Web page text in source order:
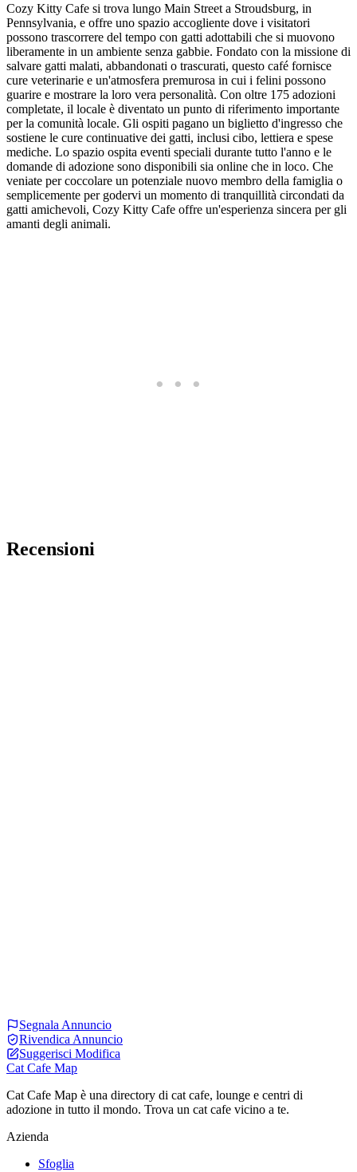
Cozy Kitty Cafe si trova lungo Main Street a Stroudsburg, in
Pennsylvania, e offre uno spazio accogliente dove i visitatori
possono trascorrere del tempo con gatti adottabili che si muovono
liberamente in un ambiente senza gabbie. Fondato con la missione di
salvare gatti malati, abbandonati o trascurati, questo café fornisce
cure veterinarie e un'atmosfera premurosa in cui i felini possono
guarire e mostrare la loro vera personalità. Con oltre 175 adozioni
completate, il locale è diventato un punto di riferimento importante
per la comunità locale. Gli ospiti pagano un biglietto d'ingresso che
sostiene le cure continuative dei gatti, inclusi cibo, lettiera e spese
mediche. Lo spazio ospita eventi speciali durante tutto l'anno e le
domande di adozione sono disponibili sia online che in loco. Che
veniate per coccolare un potenziale nuovo membro della famiglia o
semplicemente per godervi un momento di tranquillità circondati da
gatti amichevoli, Cozy Kitty Cafe offre un'esperienza sincera per gli
amanti degli animali.
Recensioni
Segnala Annuncio
Rivendica Annuncio
Suggerisci Modifica
Cat Cafe Map
Cat Cafe Map è una directory di cat cafe, lounge e centri di
adozione in tutto il mondo. Trova un cat cafe vicino a te.
Azienda
Sfoglia